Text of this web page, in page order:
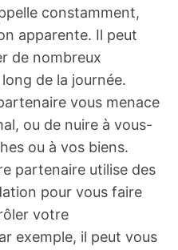
constamment,
apparente. Il peut
de nombreux
de la journée.
vous menace
ou de nuire à vous-
ou à vos biens.
partenaire utilise des
pour vous faire
votre
exemple, il peut vous